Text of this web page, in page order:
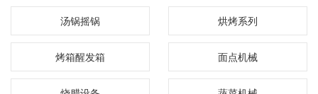
汤锅摇锅 烘烤系列
烤箱醒发箱 面点机械